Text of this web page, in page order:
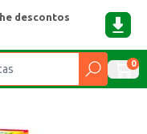
descontos
0